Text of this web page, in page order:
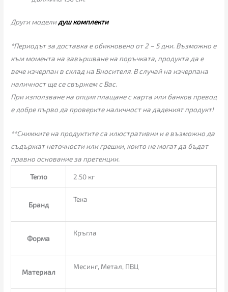
Други моделидуш комплекти
*Периодът за доставка е обикновено от 2 – 5 дни. Възможно е
към момента на завършване на поръчката, продукта да е
вече изчерпан в склад на Вносителя. В случай на изчерпана
наличност ще се свържем с Вас.
При използване на опция плащане с карта или банков превод
е добре първо да проверите наличност на даденият продукт!
**Снимките на продуктите са илюстративни и е възможно да
съдържат неточности или грешки, които не могат да бъдат
правно основание за претенции.
Тегло 2.50 кг
Бранд
Тека
Форма
Кръгла
Материал
Месинг, Метал, ПВЦ